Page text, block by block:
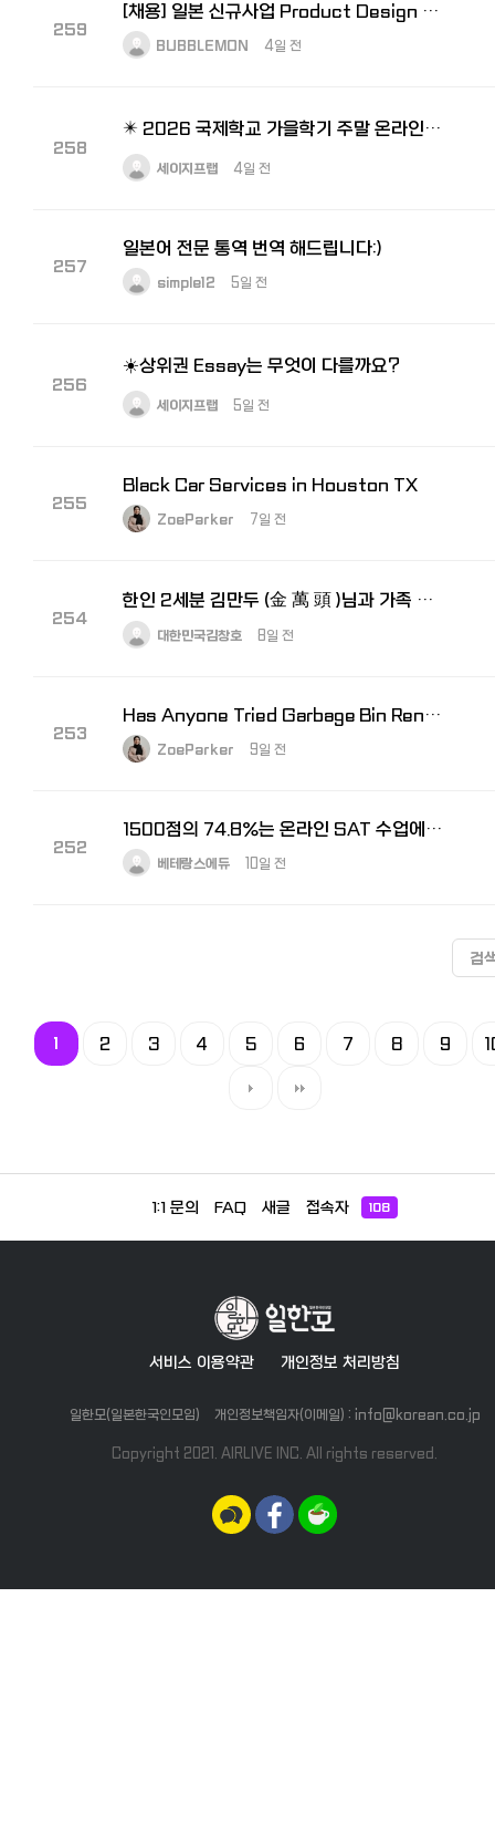
259
[채용] 일본 신규사업 Product Design Lead 모집｜도쿄 거주·일본어 가능자
BUBBLEMON 4일 전
258
✴️ 2026 국제학교 가을학기 주말 온라인 수업 개강 (Live on Zoom)
세이지프랩 4일 전
257
일본어 전문 통역 번역 해드립니다:)
simple12 5일 전
256
☀️상위권 Essay는 무엇이 다를까요?
세이지프랩 5일 전
255
Black Car Services in Houston TX
ZoeParker 7일 전
254
한인 2세분 김만두 (金 萬 頭 )님과 가족 친척을 찾고있습니다. 도와주세요!
대한민국김창호 8일 전
253
Has Anyone Tried Garbage Bin Rentals in Mesa AZ?
ZoeParker 9일 전
252
1500점의 74.8%는 온라인 SAT 수업에서 나왔습니다
베테랑스에듀 10일 전
검
1 2 3 4 5 6 7 8 9
1:1 문의 FAQ 새글 접속자 108
서비스 이용약관 개인정보 처리방침
일한모(일본한국인모임) 개인정보책임자(이메일) : info@korean.co.jp
Copyright 2021. AIRLIVE INC. All rights reserved.